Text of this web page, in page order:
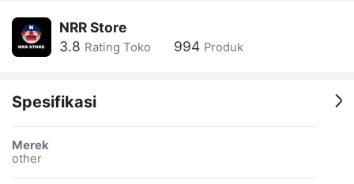
NRR Store
3.8 Rating Toko 994 Produk
Spesifikasi
Merek
other